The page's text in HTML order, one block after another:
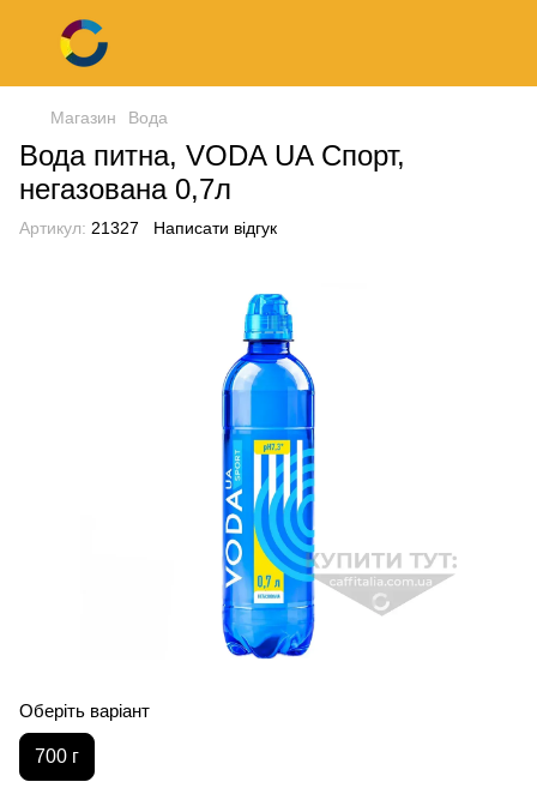
Магазин Вода
Вода питна, VODA UA Спорт,
негазована 0,7л
Артикул: 21327 Написати відгук
Оберіть варіант
700 г